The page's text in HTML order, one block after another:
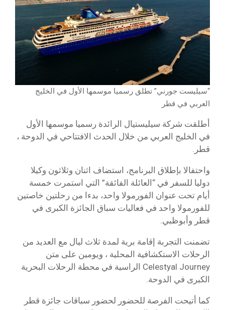
“سيليست جورني” تطلق رسميا موسمها الأول في الخليج
العربي في قطر
أطلقت شركة سيليستيال الرائدة رسميا موسمها الأول
في الخليج العربي من خلال الحدث الافتتاحي في الدوحة ،
قطر.
واحتفالا بإطلاق البرنامج، استضاف اثنان وثلاثون وكيلا
دوليا للسفر في “العائلة الفائقة” التي استمرت خمسة
أيام تحت عنوان الفورمولا واحد، بدءا من رحلتين خاصتين
للفورمولا واحد في فعاليات سباق الجائزة الكبرى في
قطر وأبوظبي.
تضمنت التجربة إقامة برية لمدة ثلاث ليال مع العديد من
الرحلات الاستكشافية المحلية ، ويومين على متن
Celestyal Journey الراسية في محطة الرحلات البحرية
الكبرى في الدوحة.
كما أتيحت الفرصة للحضور لحضور سباقات جائزة قطر